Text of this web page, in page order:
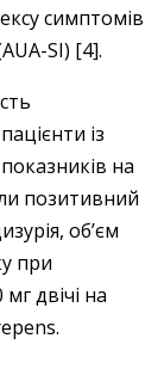
симптомів
SI) [4].
із
на
позитивний
об’єм
при
двічі на